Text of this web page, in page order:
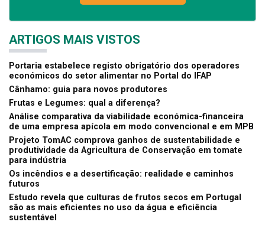
ARTIGOS MAIS VISTOS
Portaria estabelece registo obrigatório dos operadores
económicos do setor alimentar no Portal do IFAP
Cânhamo: guia para novos produtores
Frutas e Legumes: qual a diferença?
Análise comparativa da viabilidade económica-financeira
de uma empresa apícola em modo convencional e em MPB
Projeto TomAC comprova ganhos de sustentabilidade e
produtividade da Agricultura de Conservação em tomate
para indústria
Os incêndios e a desertificação: realidade e caminhos
futuros
Estudo revela que culturas de frutos secos em Portugal
são as mais eficientes no uso da água e eficiência
sustentável